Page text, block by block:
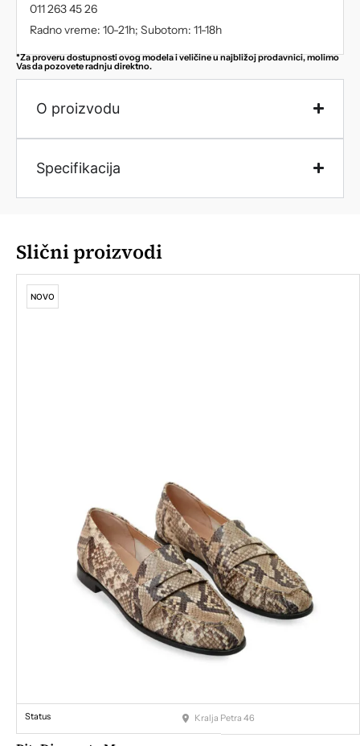
011 263 45 26
Radno vreme: 10-21h; Subotom: 11-18h
*Za proveru dostupnosti ovog modela i veličine u najbližoj prodavnici, molimo
Vas da pozovete radnju direktno.
O proizvodu
Specifikacija
Slični proizvodi
NOVO
Status Kralja Petra 46